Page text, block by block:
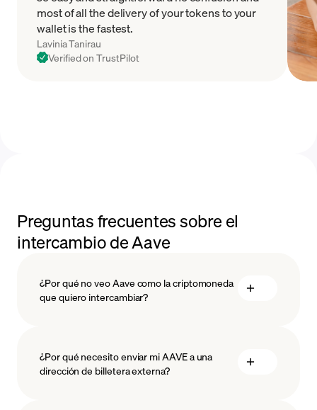
most of all the delivery of your tokens to your
wallet is the fastest.
Lavinia Tanirau
Verified on TrustPilot
Preguntas frecuentes sobre el
intercambio de Aave
¿Por qué no veo Aave como la criptomoneda
que quiero intercambiar?
¿Por qué necesito enviar mi AAVE a una
dirección de billetera externa?